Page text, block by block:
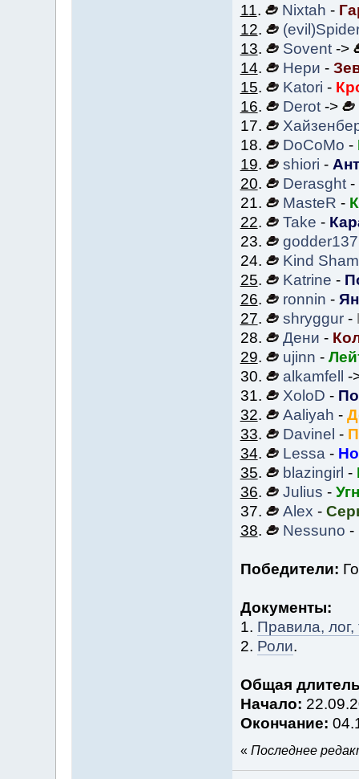
11. Nixtah -
12.
13. Sovent->
14. Нери -
15. Katori -
16. Derot->
17.
18.
DoCoMo -
19. shiori -
20. Derasght-
21.
MasteR -
22. Take -
23.
godder137
24.
Kind
25. Katrine -
26. ronnin -
27. shryggur-
28.
Дени -
29. ujinn -
30.
alkamfell -
31.
XoloD -
32. Aaliyah -
33. Davinel -
34. Lessa -
35. blazingirl -
36. Julius -
37.
Alex -
38. Nessuno -
Победители:
Документы:
1. Правила, лог,
2. Роли.
Общая
Начало:
Окончание:
« Последнее